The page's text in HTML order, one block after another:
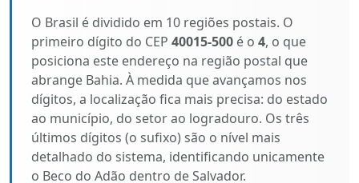
O Brasil é dividido em 10 regiões postais. O
primeiro dígito do CEP 40015-500 é o 4, o que
posiciona este endereço na região postal que
abrange Bahia. À medida que avançamos nos
dígitos, a localização fica mais precisa: do estado
ao município, do setor ao logradouro. Os três
últimos dígitos (o sufixo) são o nível mais
detalhado do sistema, identificando unicamente
o Beco do Adão dentro de Salvador.